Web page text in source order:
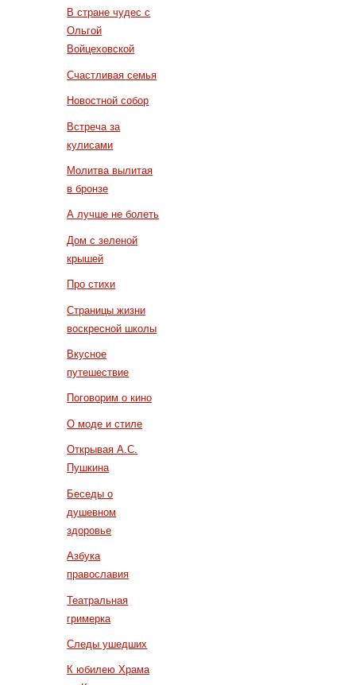
В стране чудес с
Ольгой
Войцеховской
Счастливая семья
Новостной собор
Встреча за
кулисами
Молитва вылитая
в бронзе
А лучше не болеть
Дом с зеленой
крышей
Про стихи
Страницы жизни
воскресной школы
Вкусное
путешествие
Поговорим о кино
О моде и стиле
Открывая А.С.
Пушкина
Беседы о
душевном
здоровье
Азбука
православия
Театральная
гримерка
Следы ушедших
К юбилею Храма